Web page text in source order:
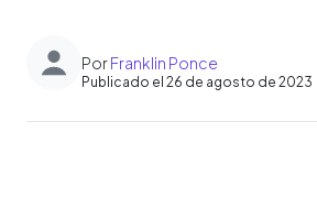
PorFranklin Ponce
Publicado el 26 de agosto de 2023